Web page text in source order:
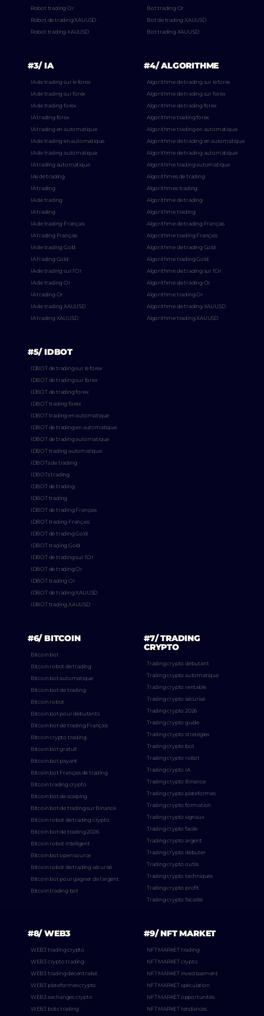
Robot trading Or
Robot de trading XAUUSD
Robot trading XAUUSD
Bot trading Or
Bot de trading XAUUSD
Bot trading XAUUSD
#3/ IA
IA de trading sur le forex
IA de trading sur forex
IA de trading forex
IA trading forex
IA trading en automatique
IA de trading en automatique
IA de trading automatique
IA trading automatique
IAs de trading
IA trading
IA de trading
IA trading
IA de trading Français
IA trading Français
IA de trading Gold
IA trading Gold
IA de trading sur l’Or
IA de trading Or
IA trading Or
IA de trading XAUUSD
IA trading XAUUSD
#4/ ALGORITHME
Algorithme de trading sur le forex
Algorithme de trading sur forex
Algorithme de trading forex
Algorithme trading forex
Algorithme trading en automatique
Algorithme de trading en automatique
Algorithme de trading automatique
Algorithme trading automatique
Algorithmes de trading
Algorithmes trading
Algorithme de trading
Algorithme trading
Algorithme de trading Français
Algorithme trading Français
Algorithme de trading Gold
Algorithme trading Gold
Algorithme de trading sur l’Or
Algorithme de trading Or
Algorithme trading Or
Algorithme de trading XAUUSD
Algorithme trading XAUUSD
#5/ IDBOT
IDBOT de trading sur le forex
IDBOT de trading sur forex
IDBOT de trading forex
IDBOT trading forex
IDBOT trading en automatique
IDBOT de trading en automatique
IDBOT de trading automatique
IDBOT trading automatique
IDBOTs de trading
IDBOTs trading
IDBOT de trading
IDBOT trading
IDBOT de trading Français
IDBOT trading Français
IDBOT de trading Gold
IDBOT trading Gold
IDBOT de trading sur l’Or
IDBOT de trading Or
IDBOT trading Or
IDBOT de trading XAUUSD
IDBOT trading XAUUSD
#6/ BITCOIN
Bitcoin bot
Bitcoin robot de trading
Bitcoin bot automatique
Bitcoin bot de trading
Bitcoin robot
Bitcoin bot pour débutants
Bitcoin bot de trading Français
Bitcoin crypto trading
Bitcoin bot gratuit
Bitcoin bot payant
Bitcoin bot Français de trading
Bitcoin trading crypto
Bitcoin bot de scalping
Bitcoin bot de trading sur Binance
Bitcoin robot de trading crypto
Bitcoin bot de trading 2026
Bitcoin robot intelligent
Bitcoin bot open source
Bitcoin robot de trading sécurisé
Bitcoin bot pour gagner de l’argent
Bitcoin trading bot
#7/ TRADING
CRYPTO
Trading crypto débutant
Trading crypto automatique
Trading crypto rentable
Trading crypto sécurisé
Trading crypto 2026
Trading crypto guide
Trading crypto stratégies
Trading crypto bot
Trading crypto robot
Trading crypto IA
Trading crypto Binance
Trading crypto plateformes
Trading crypto formation
Trading crypto signaux
Trading crypto facile
Trading crypto argent
Trading crypto débuter
Trading crypto outils
Trading crypto techniques
Trading crypto profit
Trading crypto fiscalité
#8/ WEB3
WEB3 trading crypto
WEB3 crypto trading
WEB3 trading décentralisé
WEB3 plateformes crypto
WEB3 exchanges crypto
WEB3 bots trading
#9/ NFT MARKET
NFT MARKET trading
NFT MARKET crypto
NFT MARKET investissement
NFT MARKET spéculation
NFT MARKET opportunités
NFT MARKET tendances